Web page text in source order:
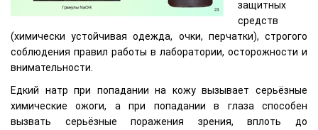
защитных
средств
(химически устойчивая одежда, очки, перчатки), строгого
соблюдения правил работы в лаборатории, осторожности и
внимательности.
Едкий натр при попадании на кожу вызывает серьёзные
химические ожоги, а при попадании в глаза способен
вызвать серьёзные поражения зрения, вплоть до